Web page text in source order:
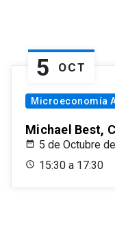
5 OCT
Microeconomía
Michael Best,
5 de Octubre
15:30 a 17:30